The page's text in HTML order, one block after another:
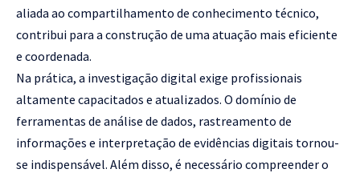
aliada ao compartilhamento de conhecimento técnico,
contribui para a construção de uma atuação mais eficiente
e coordenada.
Na prática, a investigação digital exige profissionais
altamente capacitados e atualizados. O domínio de
ferramentas de análise de dados, rastreamento de
informações e interpretação de evidências digitais tornou-
se indispensável. Além disso, é necessário compreender o